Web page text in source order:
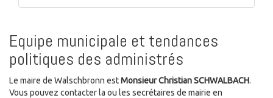
Equipe municipale et tendances
politiques des administrés
Le maire de Walschbronn estMonsieur Christian SCHWALBACH.
Vous pouvez contacter la ou les secrétaires de mairie en